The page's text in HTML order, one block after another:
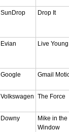
SunDrop Drop It
Evian Live Young
Google Gmail
Volkswagen The Force
Downy
Mike in the
Window